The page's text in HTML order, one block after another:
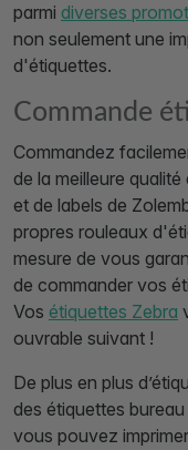
parmi diverses
non seulement une
d'étiquettes.
Commande
Commandez
de la meilleure
et de labels de
propres rouleaux
mesure de vous
de commander vos
Vos étiquettes Zebra
ouvrable suivant !
De plus en plus
des étiquettes
vous pouvez